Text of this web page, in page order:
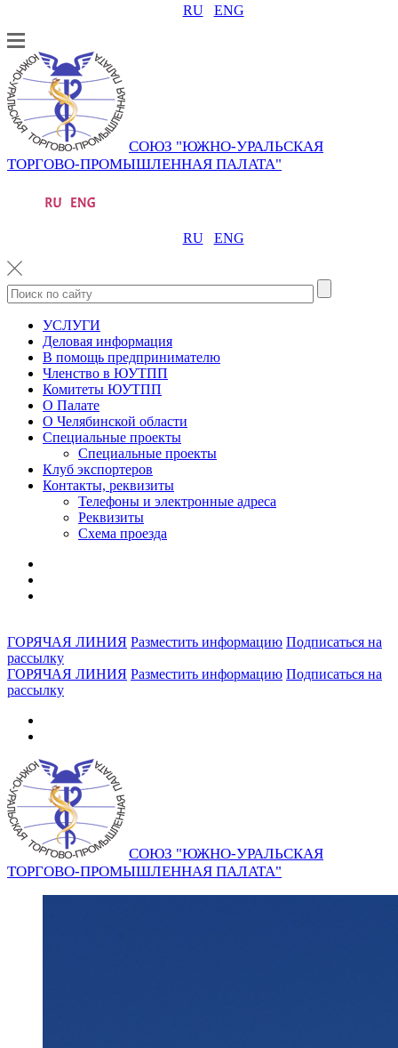
RU ENG
СОЮЗ "ЮЖНО-УРАЛЬСКАЯ
ТОРГОВО-ПРОМЫШЛЕННАЯ ПАЛАТА"
RU ENG
УСЛУГИ
Деловая информация
В помощь предпринимателю
Членство в ЮУТПП
Комитеты ЮУТПП
О Палате
О Челябинской области
Специальные проекты
Специальные проекты
Клуб экспортеров
Контакты, реквизиты
Телефоны и электронные адреса
Реквизиты
Схема проезда
ГОРЯЧАЯ ЛИНИЯ Разместить информацию Подписаться на
рассылку
ГОРЯЧАЯ ЛИНИЯ Разместить информацию Подписаться на
рассылку
СОЮЗ "ЮЖНО-УРАЛЬСКАЯ
ТОРГОВО-ПРОМЫШЛЕННАЯ ПАЛАТА"